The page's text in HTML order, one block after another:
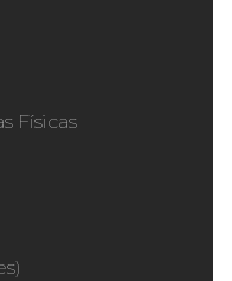
Físicas